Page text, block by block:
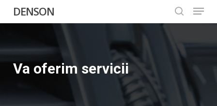
DENSON
search
Menu
Va oferim servicii
Menu